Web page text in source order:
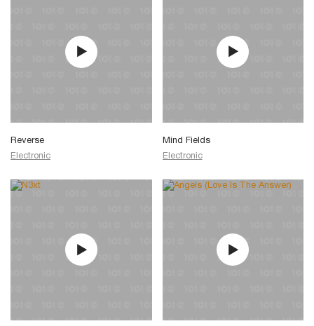
Reverse
Electronic
Mind Fields
Electronic